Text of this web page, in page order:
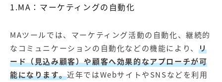
1.MA：マーケティングの自動化
MAツールでは、マーケティング活動の自動化、継続的
なコミュニケーションの自動化などの機能により、 リ
ード（見込み顧客）や顧客へ効果的なアプローチが可
能になります。近年ではWebサイトやSNSなどを利用